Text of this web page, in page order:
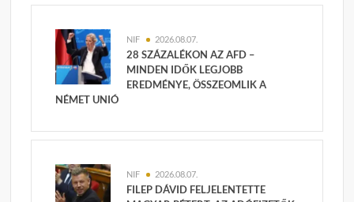
NIF 2026.08.07.
28 SZÁZALÉKON AZ AFD –
MINDEN IDŐK LEGJOBB
EREDMÉNYE, ÖSSZEOMLIK A
NÉMET UNIÓ
NIF 2026.08.07.
FILEP DÁVID FELJELENTETTE